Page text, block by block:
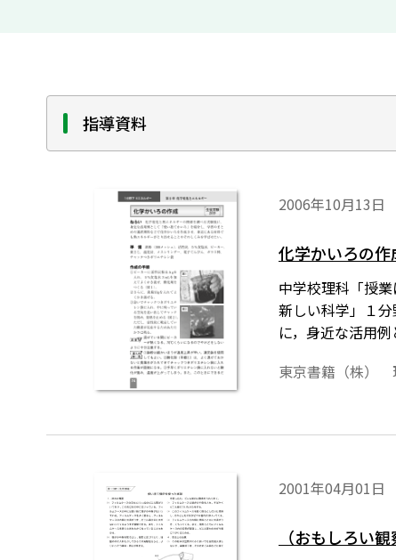
指導資料
2006年10月13日
化学かいろの作
中学校理科「授
新しい科学」１
に，身近な活用
東京書籍（株）
2001年04月01日
（おもしろい